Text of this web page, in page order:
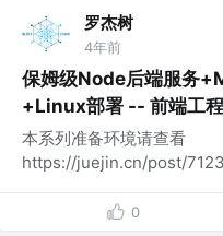
罗杰树
4年前
保姆级Node后端服务
+Linux部署 -- 前端工
本系列准备环境请查看
https://juejin.cn/post/
0